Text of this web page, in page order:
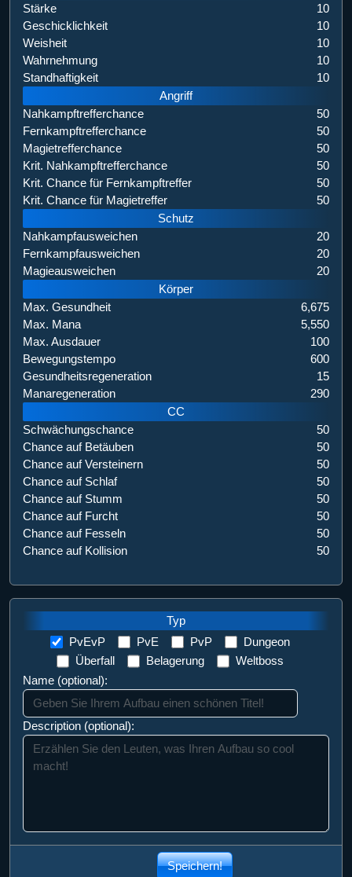
Stärke
10
Geschicklichkeit
10
Weisheit
10
Wahrnehmung
10
Standhaftigkeit
10
Angriff
Nahkampftrefferchance
50
Fernkampftrefferchance
50
Magietrefferchance
50
Krit. Nahkampftrefferchance
50
Krit. Chance für Fernkampftreffer
50
Krit. Chance für Magietreffer
50
Schutz
Nahkampfausweichen
20
Fernkampfausweichen
20
Magieausweichen
20
Körper
Max. Gesundheit
6,675
Max. Mana
5,550
Max. Ausdauer
100
Bewegungstempo
600
Gesundheitsregeneration
15
Manaregeneration
290
CC
Schwächungschance
50
Chance auf Betäuben
50
Chance auf Versteinern
50
Chance auf Schlaf
50
Chance auf Stumm
50
Chance auf Furcht
50
Chance auf Fesseln
50
Chance auf Kollision
50
Typ
PvEvP
PvE PvP
Dungeon
Überfall
Belagerung
Weltboss
Name (optional):
Description (optional):
Speichern!